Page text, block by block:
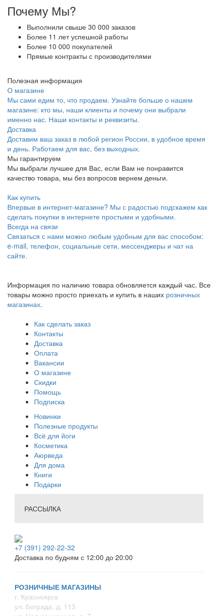
Почему Мы?
Выполнили свыше 30 000 заказов
Более 11 лет успешной работы
Более 10 000 покупателей
Прямые контракты с производителями
Полезная информация
О магазине
Мы сами едим то, что продаем. Узнайте больше о нашем
магазине: кто мы, наши клиенты и почему они выбрали
именно нас. Наши контакты и реквизиты.
Доставка
Доставим ваш заказ в любой регион России, в удобное время
и день. Работаем для вас, без выходных.
Мы гарантируем
Мы выбрали лучшее для Вас, если Вам не понравится
качество товара, мы без вопросов вернем деньги.
Как купить
Впервые в интернет-магазине? Мы с радостью подскажем как
сделать покупки в интернете простыми и удобными.
Всегда на связи
Связаться с нами можно любым удобным для вас способом:
e-mail, телефон, социальные сети, мессенджеры и чат на
сайте.
Информация по наличию товара обновляется каждый час. Все
товары можно просто приехать и купить в наших розничных
магазинах.
Как сделать заказ
Контакты
Доставка
Оплата
Вакансии
О магазине
Скидки
Помощь
Подписка
Новинки
Полезные продукты
Всё для йоги
Косметика
Аюрведа
Для дома
Книги
Подарки
РАССЫЛКА
+7 (391) 292-22-32
Доставка по будням с 12:00 до 20:00
РОЗНИЧНЫЕ МАГАЗИНЫ
г. Красноярск
ул. Бограда, д. 113